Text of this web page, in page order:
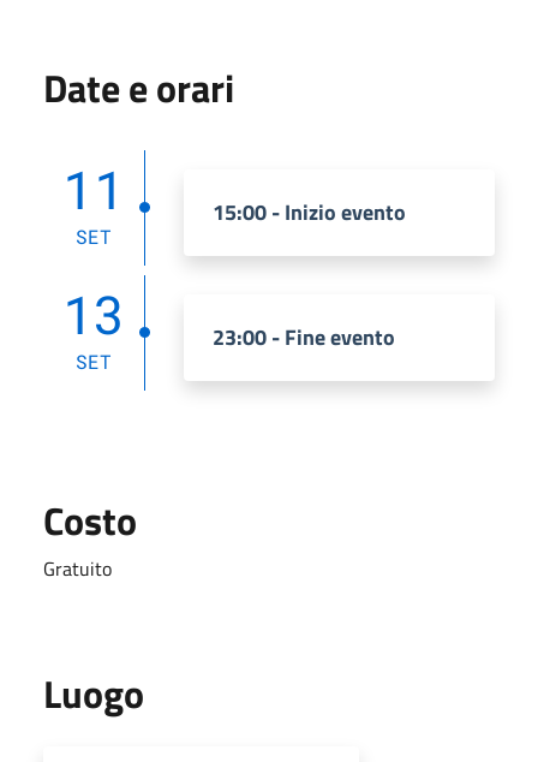
Date e orari
11
SET
15:00 - Inizio evento
13
SET
23:00 - Fine evento
Costo
Gratuito
Luogo